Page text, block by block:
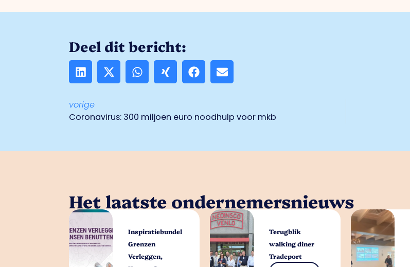
Deel dit bericht:
vorige
Coronavirus: 300 miljoen euro noodhulp voor mkb
Het laatste ondernemersnieuws
Inspiratiebundel
Grenzen
Verleggen,
Terugblik
walking diner
Tradeport